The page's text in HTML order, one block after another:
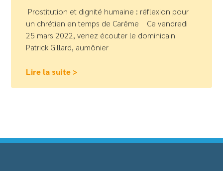
Prostitution et dignité humaine : réflexion pour
un chrétien en temps de Carême Ce vendredi
25 mars 2022, venez écouter le dominicain
Patrick Gillard, aumônier
Lire la suite >